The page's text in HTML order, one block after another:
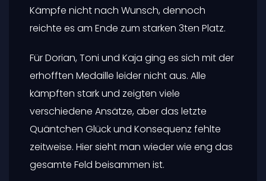
Kämpfe nicht nach Wunsch, dennoch
reichte es am Ende zum starken 3ten Platz.
Für Dorian, Toni und Kaja ging es sich mit der
erhofften Medaille leider nicht aus. Alle
kämpften stark und zeigten viele
verschiedene Ansätze, aber das letzte
Quäntchen Glück und Konsequenz fehlte
zeitweise. Hier sieht man wieder wie eng das
gesamte Feld beisammen ist.